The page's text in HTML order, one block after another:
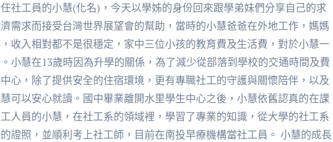
社工員的小慧(化名)，今天以學姊的身份回來跟學弟妹們分享自己的求
需求而接受台灣世界展望會的幫助，當時的小慧爸爸在外地工作，媽媽
收入相對都不是很穩定，家中三位小孩的教育費及生活費，對於小慧一
小慧在13歲時因為升學的關係，為了減少從部落到學校的交通時間及費
心，除了提供安全的住宿環境，更有專職社工的守護與關懷陪伴，以及
可以安心就讀。國中畢業離開水里學生中心之後，小慧依舊認真的在課
人員的小慧，在社工系的領域裡，學習了專業的知識，從大學的社工系
證照，並順利考上社工師，目前在南投早療機構當社工員。 小慧的成長